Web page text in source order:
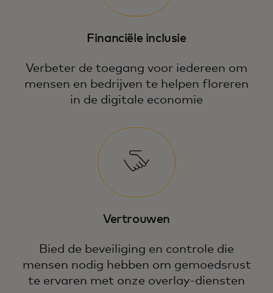
Financiële inclusie
Verbeter de toegang voor iedereen om
mensen en bedrijven te helpen floreren
in de digitale economie
Vertrouwen
Bied de beveiliging en controle die
mensen nodig hebben om gemoedsrust
te ervaren met onze overlay-diensten